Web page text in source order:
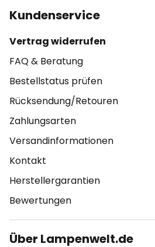
Kundenservice
Vertrag widerrufen
FAQ & Beratung
Bestellstatus prüfen
Rücksendung/Retouren
Zahlungsarten
Versandinformationen
Kontakt
Herstellergarantien
Bewertungen
Über Lampenwelt.de